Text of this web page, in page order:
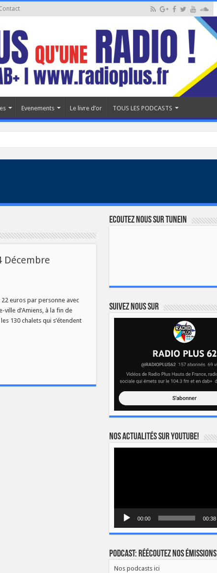
Evenements Le livre d’or TOUS LES PODCASTS
Décembre
euros par personne avec
ville d’Amiens, à la fin de
130 chalets qui s’étendent
Ecoutez nous sur TuneIn
Suivez nous sur
Nos actualités sur YOUTUBE!
00:00 00:38
Podcast: Réécoutez nos émissions
Nos podcasts ici